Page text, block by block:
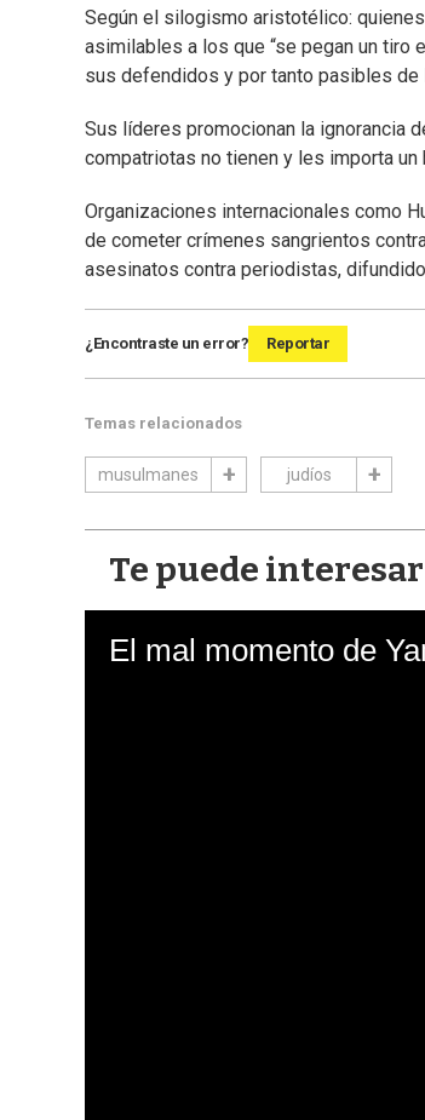
Según el silogismo aristotélico: quienes
asimilables a los que “se pegan un
sus defendidos y por tanto pasibles de
Sus líderes promocionan la ignorancia
compatriotas no tienen y les importa
Organizaciones internacionales como
de cometer crímenes sangrientos
asesinatos contra periodistas,
¿Encontraste un error? Reportar
Temas relacionados
musulmanes judíos
Te puede interesar